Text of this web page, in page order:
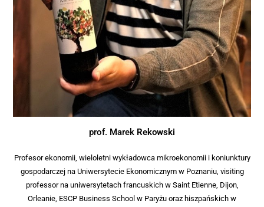
prof. Marek Rekowski
Profesor ekonomii, wieloletni wykładowca mikroekonomii i koniunktury
gospodarczej na Uniwersytecie Ekonomicznym w Poznaniu, visiting
professor na uniwersytetach francuskich w Saint Etienne, Dijon,
Orleanie, ESCP Business School w Paryżu oraz hiszpańskich w